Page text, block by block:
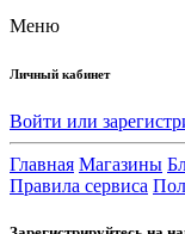
Меню
Личный кабинет
Войти или
Главная Магазины
Правила сервиса